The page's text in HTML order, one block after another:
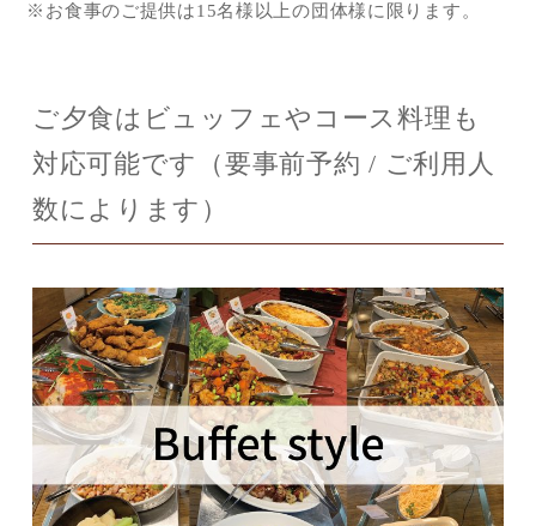
※お食事のご提供は15名様以上の団体様に限ります。
ご夕食はビュッフェやコース料理も
対応可能です（要事前予約 / ご利用人
数によります）